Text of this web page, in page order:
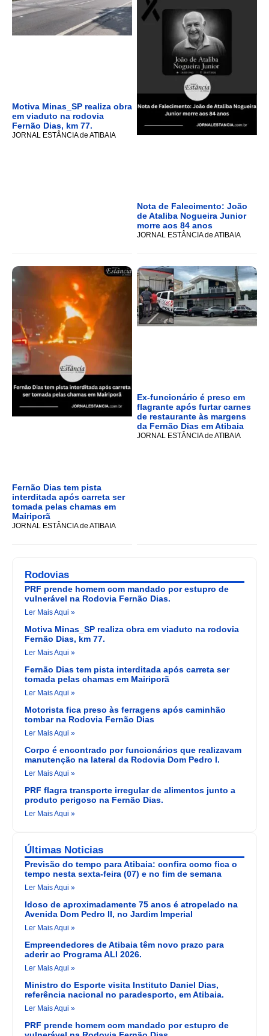
Motiva Minas_SP realiza obra
em viaduto na rodovia
Fernão Dias, km 77.
JORNAL ESTÂNCIA de ATIBAIA
Nota de Falecimento: João
de Ataliba Nogueira Junior
morre aos 84 anos
JORNAL ESTÂNCIA de ATIBAIA
Fernão Dias tem pista
interditada após carreta ser
tomada pelas chamas em
Mairiporã
JORNAL ESTÂNCIA de ATIBAIA
Ex-funcionário é preso em
flagrante após furtar carnes
de restaurante às margens
da Fernão Dias em Atibaia
JORNAL ESTÂNCIA de ATIBAIA
Rodovias
PRF prende homem com mandado por estupro de
vulnerável na Rodovia Fernão Dias.
Ler Mais Aqui »
Motiva Minas_SP realiza obra em viaduto na rodovia
Fernão Dias, km 77.
Ler Mais Aqui »
Fernão Dias tem pista interditada após carreta ser
tomada pelas chamas em Mairiporã
Ler Mais Aqui »
Motorista fica preso às ferragens após caminhão
tombar na Rodovia Fernão Dias
Ler Mais Aqui »
Corpo é encontrado por funcionários que realizavam
manutenção na lateral da Rodovia Dom Pedro I.
Ler Mais Aqui »
PRF flagra transporte irregular de alimentos junto a
produto perigoso na Fernão Dias.
Ler Mais Aqui »
Últimas Noticias
Previsão do tempo para Atibaia: confira como fica o
tempo nesta sexta-feira (07) e no fim de semana
Ler Mais Aqui »
Idoso de aproximadamente 75 anos é atropelado na
Avenida Dom Pedro II, no Jardim Imperial
Ler Mais Aqui »
Empreendedores de Atibaia têm novo prazo para
aderir ao Programa ALI 2026.
Ler Mais Aqui »
Ministro do Esporte visita Instituto Daniel Dias,
referência nacional no paradesporto, em Atibaia.
Ler Mais Aqui »
PRF prende homem com mandado por estupro de